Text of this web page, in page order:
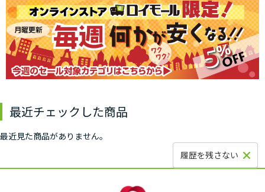
最近チェックした商品
最近見た商品がありません。
履歴を残さない